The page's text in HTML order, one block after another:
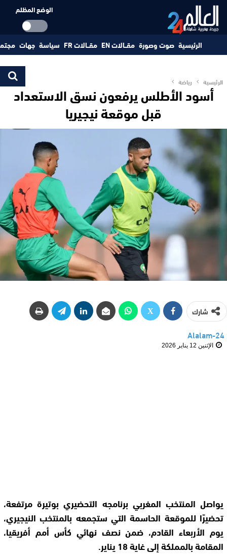
الوضع المظلم
الرئيسية صوت وصورة مقــالات EN مقــالات FR سياسة جهات
الرئيسية رياضة
أسود الأطلس يرفعون نسق الاستعداد
قبل موقعة نيجيريا
شارك
Alalam-24
الإثنين 12 يناير 2026
يواصل المنتخب المغربي برنامجه التحضيري بوتيرة مرتفعة،
تحضيرًا للموقعة الحاسمة التي ستجمعه بالمنتخب النيجيري،
يوم الأربعاء القادم، ضمن نصف نهائي كأس أمم أفريقيا،
المقامة بالمملكة إلى غاية 18 يناير.